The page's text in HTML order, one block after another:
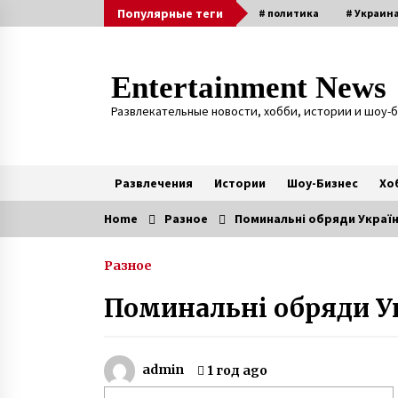
to
Популярные теги # политика # Украина
Entertainment News
Развлекательные новости, хобби, истории и шоу-
Развлечения Истории Шоу-Бизнес
Актуальные
Саша с Буковины записал
трогательное видео
Четверня у супругов с
Прикарпатья — врачи советовали
Home Разное Поминальні обряди
Разное
Поминальні обряди
admin 1 год ago